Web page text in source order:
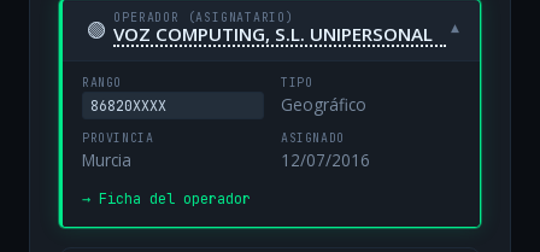
🟢 OPERADOR (ASIGNATARIO)
VOZ COMPUTING, S.L. UNIPERSONAL ▾
RANGO
86820XXXX
TIPO
Geográfico
PROVINCIA
Murcia
ASIGNADO
12/07/2016
→ Ficha del operador